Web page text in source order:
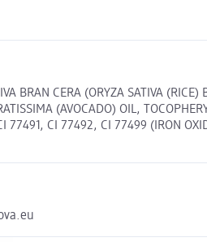
BRAN CERA (ORYZA SATIVA
(AVOCADO) OIL,
CI 77491, CI 77492, CI 77499